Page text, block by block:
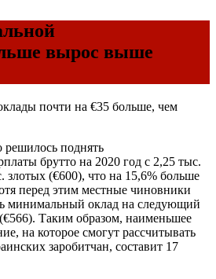
вырос выше
почти на €35 больше, чем
решилось поднять
брутто на 2020 год с 2,25 тыс.
злотых (€600), что на 15,6% больше
перед этим местные чиновники
минимальный оклад на следующий
Таким образом, наименьшее
на которое смогут рассчитывать
заробитчан, составит 17